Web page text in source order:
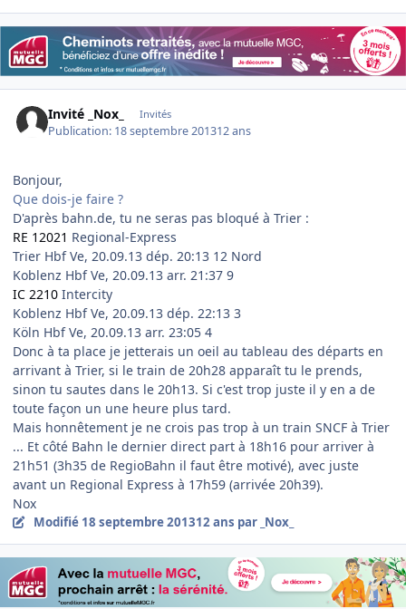
Invité _Nox_ Invités
Publication: 18 septembre 201312 ans
Bonjour,
Que dois-je faire ?
D'après bahn.de, tu ne seras pas bloqué à Trier :
RE 12021 Regional-Express
Trier Hbf Ve, 20.09.13 dép. 20:13 12 Nord
Koblenz Hbf Ve, 20.09.13 arr. 21:37 9
IC 2210 Intercity
Koblenz Hbf Ve, 20.09.13 dép. 22:13 3
Köln Hbf Ve, 20.09.13 arr. 23:05 4
Donc à ta place je jetterais un oeil au tableau des départs en
arrivant à Trier, si le train de 20h28 apparaît tu le prends,
sinon tu sautes dans le 20h13. Si c'est trop juste il y en a de
toute façon un une heure plus tard.
Mais honnêtement je ne crois pas trop à un train SNCF à Trier
... Et côté Bahn le dernier direct part à 18h16 pour arriver à
21h51 (3h35 de RegioBahn il faut être motivé), avec juste
avant un Regional Express à 17h59 (arrivée 20h39).
Nox
Modifié 18 septembre 201312 ans par _Nox_